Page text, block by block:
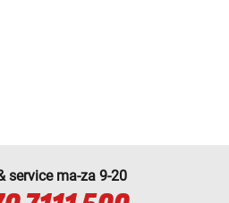
service ma-za 9-20